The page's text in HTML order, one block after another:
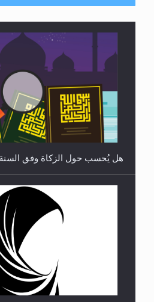
في شعر المسيح الموعود عليه
**الحصن الحصين من وساوس
هل يُحسب حول الزكاة وفق السنة